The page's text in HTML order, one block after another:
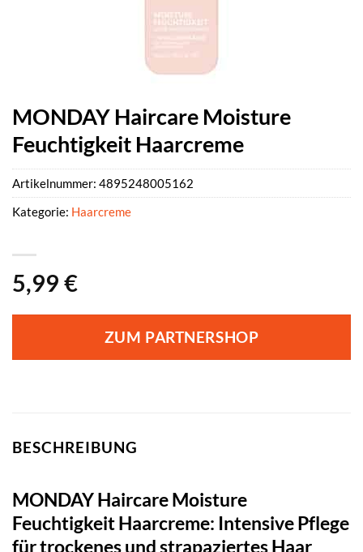
MONDAY Haircare Moisture
Feuchtigkeit Haarcreme
5,99 €
ZUM PARTNERSHOP
Artikelnummer: 4895248005162
Kategorie: Haarcreme
BESCHREIBUNG
MONDAY Haircare Moisture
Feuchtigkeit Haarcreme: Intensive Pflege
für trockenes und strapaziertes Haar